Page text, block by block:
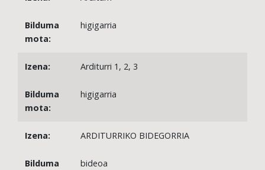
higigarria
Arditurri 1, 2, 3
higigarria
ARDITURRIKO BIDEGORRIA
bideoa